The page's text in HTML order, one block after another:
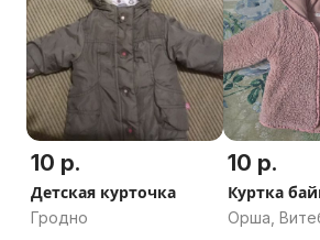
10 р.
Детская курточка
Гродно
10 р.
Куртка
Орша,